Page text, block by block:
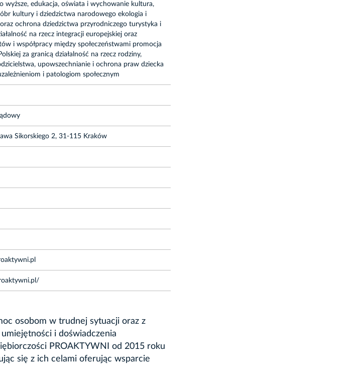
wyższe, edukacja, oświata i wychowanie kultura,
kultury i dziedzictwa narodowego ekologia i
ochrona dziedzictwa przyrodniczego turystyka i
na rzecz integracji europejskiej oraz
i współpracy między społeczeństwami promocja
za granicą działalność na rzecz rodziny,
upowszechnianie i ochrona praw dziecka
i patologiom społecznym
Sikorskiego 2, 31-115 Kraków
osobom w trudnej sytuacji oraz z
i doświadczenia
PROAKTYWNI od 2015 roku
się z ich celami oferując wsparcie